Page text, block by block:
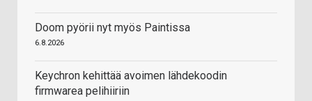
Doom pyörii nyt myös Paintissa
6.8.2026
Keychron kehittää avoimen lähdekoodin
firmwarea pelihiiriin